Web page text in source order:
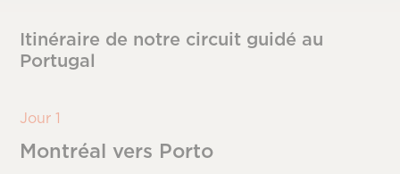
Itinéraire de notre circuit guidé au
Portugal
Jour 1
Montréal vers Porto